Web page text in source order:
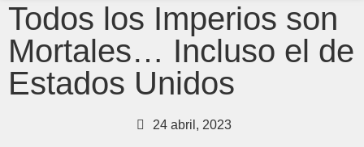
Todos los Imperios son
Mortales… Incluso el de
Estados Unidos
24 abril, 2023